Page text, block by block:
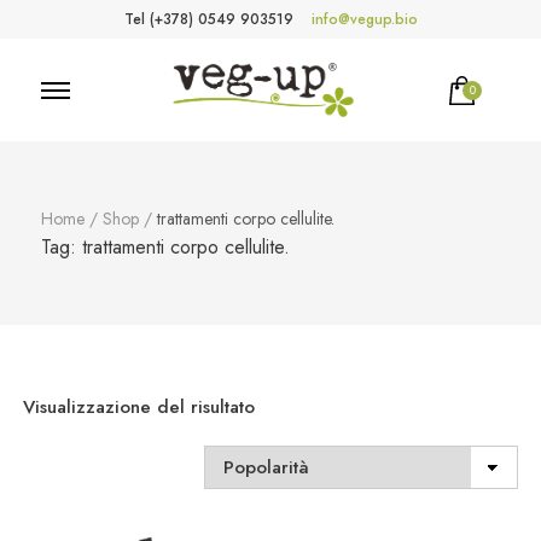
Tel (+378) 0549 903519 info@vegup.bio
0
Home / Shop /trattamenti corpo cellulite.
Tag: trattamenti corpo cellulite.
Visualizzazione del risultato